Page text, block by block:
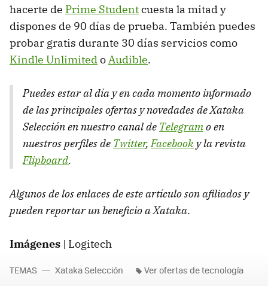
hacerte de Prime Studentcuesta la mitad y
dispones de 90 días de prueba. También puedes
probar gratis durante 30 días servicios como
Kindle UnlimitedoAudible.
Puedes estar al día y en cada momento informado
de las principales ofertas y novedades de Xataka
Selección en nuestro canal de Telegramo en
nuestros perfiles de Twitter,Facebook y la revista
Flipboard.
Algunos de los enlaces de este artículo son afiliados y
pueden reportar un beneficio a Xataka.
Imágenes | Logitech
TEMAS Xataka Selección Ver ofertas de tecnología